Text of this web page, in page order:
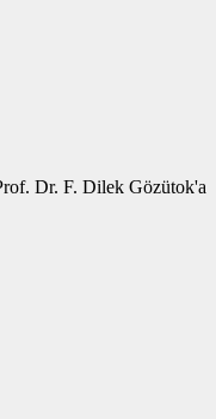
Dr. F. Dilek Gözütok'a